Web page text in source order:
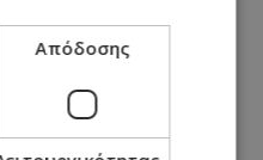
Απόδοσης